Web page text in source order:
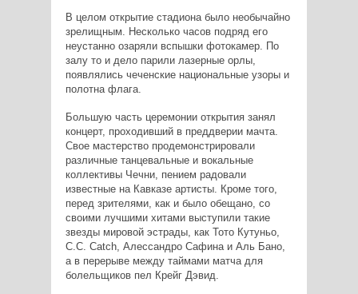
В целом открытие стадиона было необычайно
зрелищным. Несколько часов подряд его
неустанно озаряли вспышки фотокамер. По
залу то и дело парили лазерные орлы,
появлялись чеченские национальные узоры и
полотна флага.
Большую часть церемонии открытия занял
концерт, проходивший в преддверии мачта.
Свое мастерство продемонстрировали
различные танцевальные и вокальные
коллективы Чечни, пением радовали
известные на Кавказе артисты. Кроме того,
перед зрителями, как и было обещано, со
своими лучшими хитами выступили такие
звезды мировой эстрады, как Тото Кутуньо,
C.C. Catch, Алессандро Сафина и Аль Бано,
а в перерыве между таймами матча для
болельщиков пел Крейг Дэвид.